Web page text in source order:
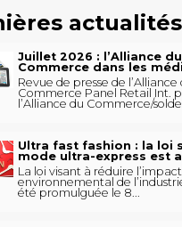
actualités
Juillet 2026 : l’Alliance du
Commerce dans les
Revue de presse de l’Alliance
Commerce Panel Retail Int.
l’Alliance du Commerce/
Ultra fast fashion : la loi
mode ultra-express est
La loi visant à réduire l’impact
environnemental de
été promulguée le 8...